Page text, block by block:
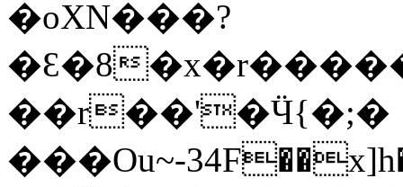
�oXN���?
�Ɛ�8
��r��'�Ӵ{�;�
���Ou~-